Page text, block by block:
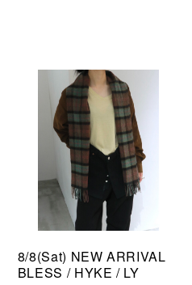
8/8(Sat) NEW ARRIVAL
BLESS / HYKE / LY